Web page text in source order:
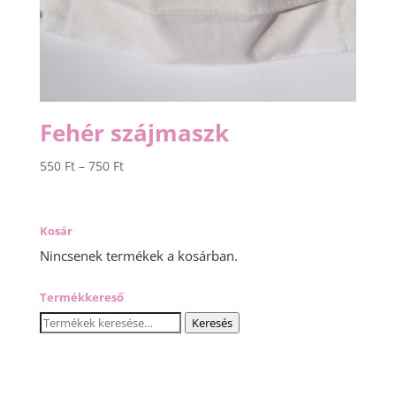
Fehér szájmaszk
550 Ft – 750 FtÁrtartomány:
Kosár
Nincsenek termékek a kosárban.
Termékkereső
Keresés
Keresés